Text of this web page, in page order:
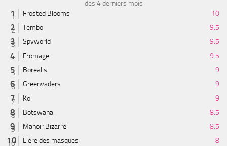
des 4 derniers mois
Frosted Blooms
10
Tembo
9.5
Spyworld
9.5
Fromage
9.5
Borealis
9
Greenvaders
9
Koi
9
Botswana
8.5
Manoir Bizarre
8.5
L'ère des masques
8